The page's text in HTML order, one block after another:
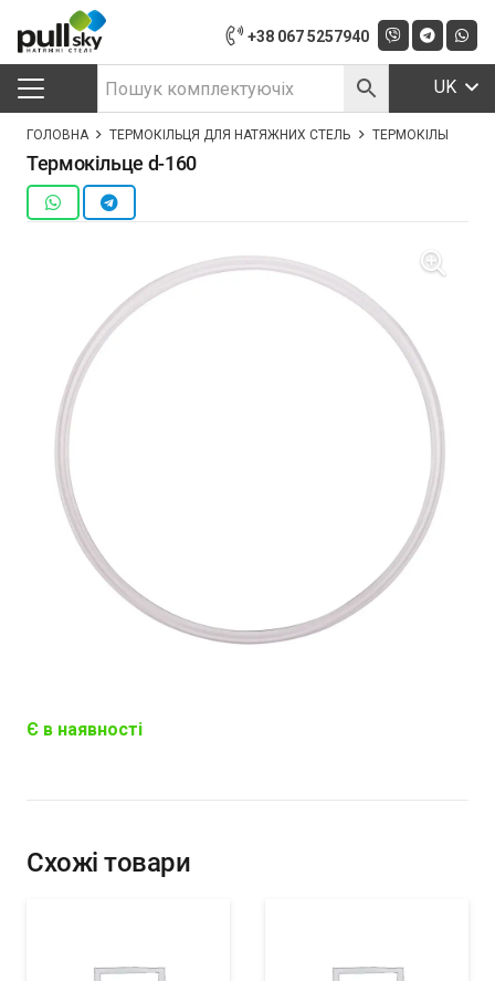
+38 067 5257940
UK
ГОЛОВНА ТЕРМОКІЛЬЦЯ ДЛЯ НАТЯЖНИХ СТЕЛЬ ТЕРМОКІЛЬЦЕ D-
Термокільце d-160
Є в наявності
Схожі товари